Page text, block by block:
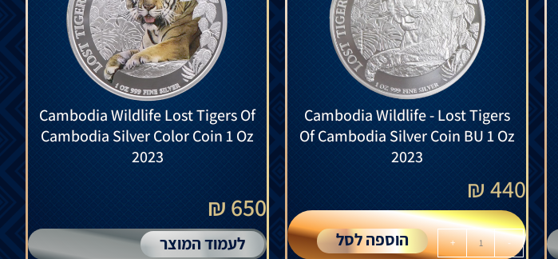
Cambodia Wildlife - Lost Tigers
Of Cambodia Silver Coin BU 1 Oz
2023
440
₪
-
+ הוספה לסל
Cambodia Wildlife Lost Tigers Of
Cambodia Silver Color Coin 1 Oz
2023
650 ₪
לעמוד המוצר